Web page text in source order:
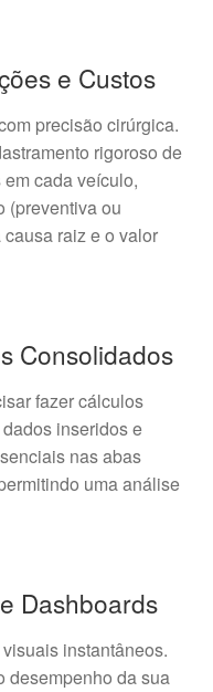
e Custos
precisão cirúrgica.
rigoroso de
cada veículo,
(preventiva ou
raiz e o valor
Consolidados
fazer cálculos
inseridos e
nas abas
uma análise
Dashboards
instantâneos.
desempenho da sua